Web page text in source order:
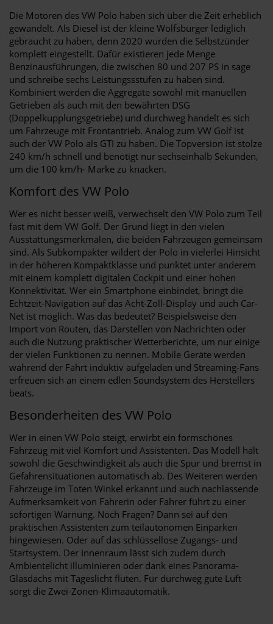
Die Motoren des VW Polo haben sich über die Zeit erheblich
gewandelt. Als Diesel ist der kleine Wolfsburger lediglich
gebraucht zu haben, denn 2020 wurden die Selbstzünder
komplett eingestellt. Dafür existieren jede Menge
Benzinausführungen, die zwischen 80 und 207 PS in sage
und schreibe sechs Leistungssstufen zu haben sind.
Kombiniert werden die Aggregate sowohl mit manuellen
Getrieben als auch mit den bewährten DSG
(Doppelkupplungsgetriebe) und durchweg handelt es sich
um Fahrzeuge mit Frontantrieb. Analog zum VW Golf ist
auch der VW Polo als GTI zu haben. Die Topversion ist stolze
240 km/h schnell und benötigt nur sechseinhalb Sekunden,
um die 100 km/h- Marke zu knacken.
Komfort des VW Polo
Wer es nicht besser weiß, verwechselt den VW Polo zum Teil
fast mit dem VW Golf. Der Grund liegt in den vielen
Ausstattungsmerkmalen, die beiden Fahrzeugen gemeinsam
sind. Als Subkompakter wildert der Polo in vielerlei Hinsicht
in der höheren Kompaktklasse und punktet unter anderem
mit einem komplett digitalen Cockpit und einer hohen
Konnektivität. Wer ein Smartphone einbindet, bringt die
Echtzeit-Navigation auf das Acht-Zoll-Display und auch Car-
Net ist möglich. Was das bedeutet? Beispielsweise den
Import von Routen, das Darstellen von Nachrichten oder
auch die Nutzung praktischer Wetterberichte, um nur einige
der vielen Funktionen zu nennen. Mobile Geräte werden
während der Fahrt induktiv aufgeladen und Streaming-Fans
erfreuen sich an einem edlen Soundsystem des Herstellers
beats.
Besonderheiten des VW Polo
Wer in einen VW Polo steigt, erwirbt ein formschönes
Fahrzeug mit viel Komfort und Assistenten. Das Modell hält
sowohl die Geschwindigkeit als auch die Spur und bremst in
Gefahrensituationen automatisch ab. Des Weiteren werden
Fahrzeuge im Toten Winkel erkannt und auch nachlassende
Aufmerksamkeit von Fahrerin oder Fahrer führt zu einer
sofortigen Warnung. Noch Fragen? Dann sei auf den
praktischen Assistenten zum teilautonomen Einparken
hingewiesen. Oder auf das schlüssellose Zugangs- und
Startsystem. Der Innenraum lässt sich zudem durch
Ambientelicht illuminieren oder dank eines Panorama-
Glasdachs mit Tageslicht fluten. Für durchweg gute Luft
sorgt die Zwei-Zonen-Klimaautomatik.